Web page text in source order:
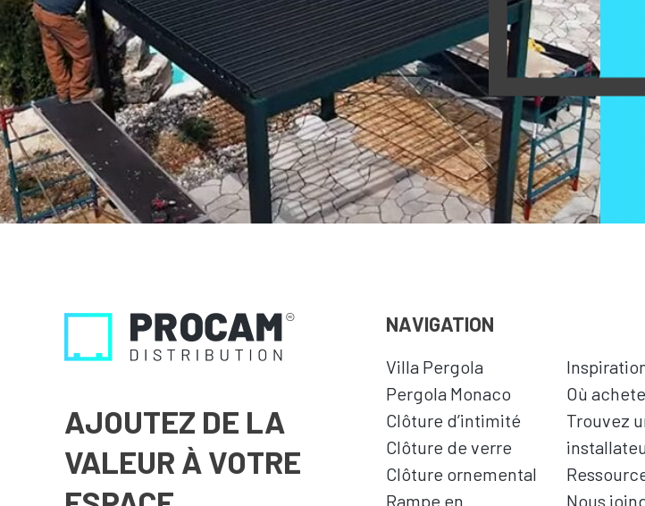
AJOUTEZ DE LA
VALEUR À VOTRE
NAVIGATION
Villa Pergola
Pergola Monaco
Clôture d’intimité
Clôture de verre
Clôture ornemental
Rampe en
Où
Trouvez
Nous